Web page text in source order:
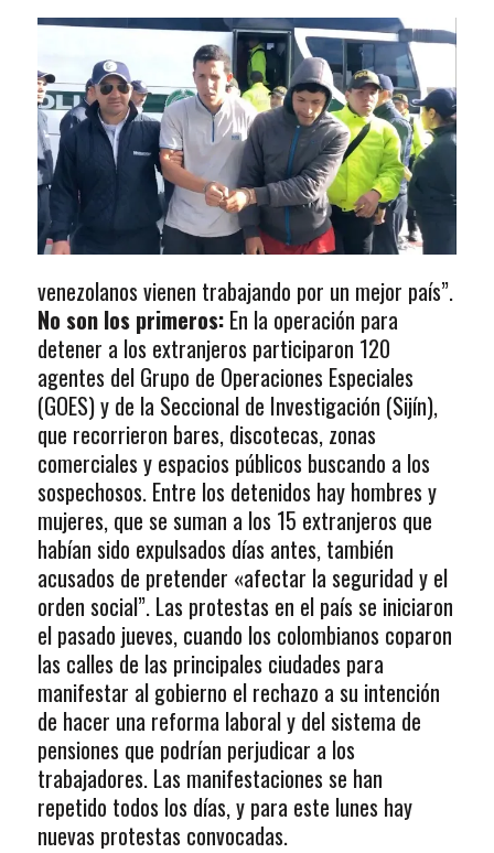
venezolanos vienen trabajando por un mejor país”.
No son los primeros:En la operación para
detener a los extranjeros participaron 120
agentes del Grupo de Operaciones Especiales
(GOES) y de la Seccional de Investigación (Sijín),
que recorrieron bares, discotecas, zonas
comerciales y espacios públicos buscando a los
sospechosos. Entre los detenidos hay hombres y
mujeres, que se suman a los 15 extranjeros que
habían sido expulsados días antes, también
acusados de pretender «afectar la seguridad y el
orden social”. Las protestas en el país se iniciaron
el pasado jueves, cuando los colombianos coparon
las calles de las principales ciudades para
manifestar al gobierno el rechazo a su intención
de hacer una reforma laboral y del sistema de
pensiones que podrían perjudicar a los
trabajadores. Las manifestaciones se han
repetido todos los días, y para este lunes hay
nuevas protestas convocadas.